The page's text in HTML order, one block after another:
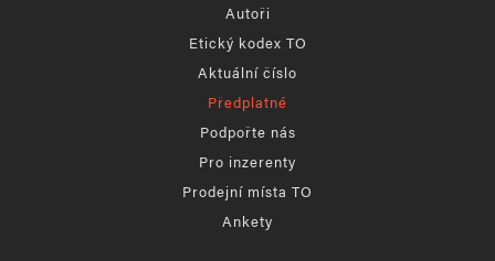
Autoři
Etický kodex TO
Aktuální číslo
Předplatné
Podpořte nás
Pro inzerenty
Prodejní místa TO
Ankety